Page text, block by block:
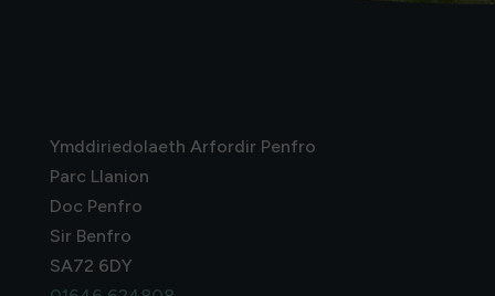
Ymddiriedolaeth Arfordir Penfro
Parc Llanion
Doc Penfro
Sir Benfro
SA72 6DY